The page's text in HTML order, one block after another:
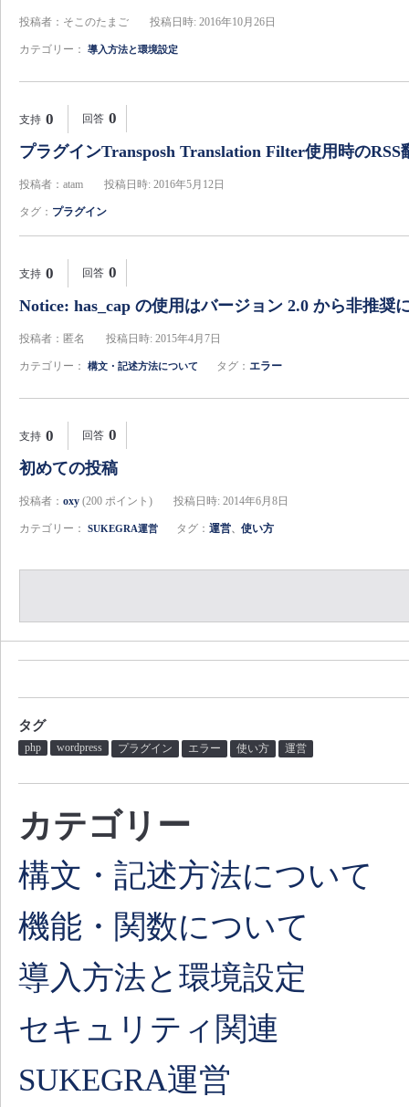
投稿者：そこのたまご 投稿日時: 2016年10月26日
カテゴリー： 導入方法と環境設定
0
支持 0
回答
プラグインTransposh Translation Filter使用時のRSS
投稿者：atam 投稿日時: 2016年5月12日
タグ： プラグイン
0
支持 0
回答
Notice: has_cap の使用はバージョン 2.0 から非推奨
投稿者：匿名 投稿日時: 2015年4月7日
カテゴリー： 構文・記述方法について タグ： エラー
0
支持 0
回答
初めての投稿
投稿者： oxy (200 ポイント) 投稿日時: 2014年6月8日
カテゴリー： SUKEGRA運営 タグ： 運営、 使い方
タグ
php wordpress プラグイン エラー 使い方 運営
カテゴリー
構文・記述方法について
機能・関数について
導入方法と環境設定
セキュリティ関連
SUKEGRA運営